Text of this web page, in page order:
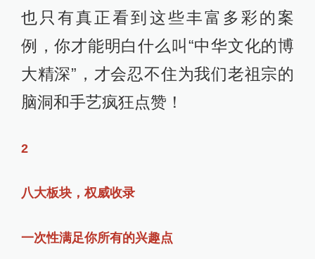
就像新疆柯尔克孜族的英雄史诗《玛
纳斯》，几十万行的篇幅，唱八代英
雄传奇，一听就让人热血沸腾，仿佛
看见骏马奔驰在高原！
华南地区的非遗将热闹喜庆的“嗨点”直
先、勇于冒险的精神！
比如开头提到的高桩舞狮，舞狮人要